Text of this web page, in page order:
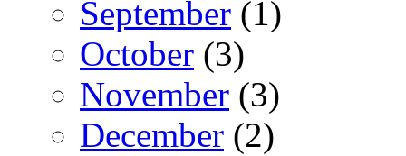
September (1)
October (3)
November (3)
December (2)